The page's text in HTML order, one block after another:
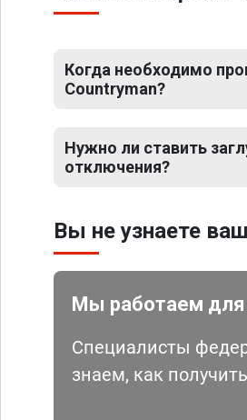
Когда необходимо
Countryman?
Нужно ли ставить
отключения?
Вы не узнаете
Мы работаем для
Специалисты
знаем, как